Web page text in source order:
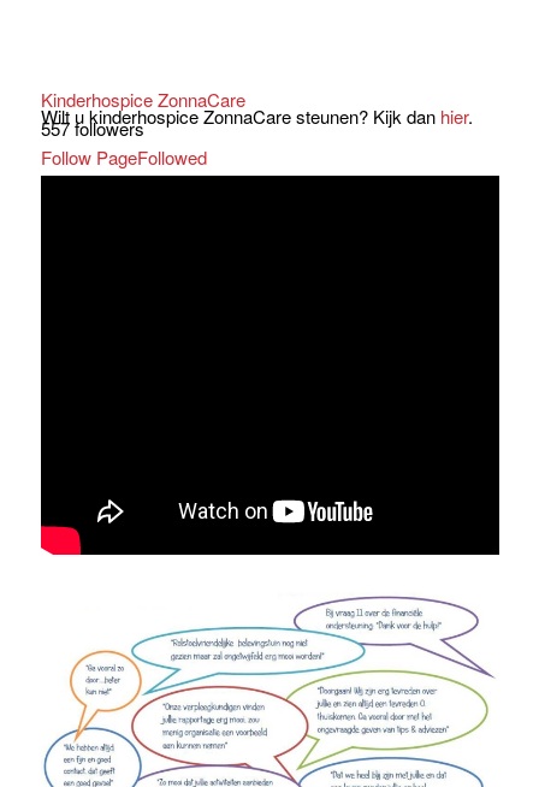
Kinderhospice ZonnaCare
557 followers
Follow PageFollowed
Wilt u kinderhospice ZonnaCare steunen? Kijk dan hier.